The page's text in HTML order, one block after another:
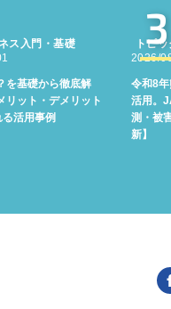
ス入門・基礎
を基礎から徹底解
リット・デメリット
活用事例
3
トピ
2026/
令和8
活用。
測・被
新】